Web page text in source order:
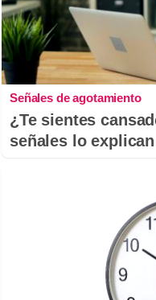
Señales de agotamiento
¿Te sientes
señales lo explican